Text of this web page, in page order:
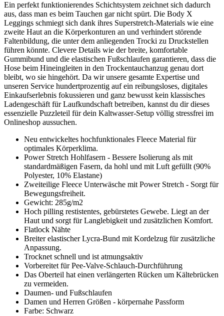
Ein perfekt funktionierendes Schichtsystem zeichnet sich dadurch
aus, dass man es beim Tauchen gar nicht spürt. Die Body X
Leggings schmiegt sich dank ihres Superstretch-Materials wie eine
zweite Haut an die Körperkonturen an und verhindert störende
Faltenbildung, die unter dem anliegenden Trocki zu Druckstellen
führen könnte. Clevere Details wie der breite, komfortable
Gummibund und die elastischen Fußschlaufen garantieren, dass die
Hose beim Hineingleiten in den Trockentauchanzug genau dort
bleibt, wo sie hingehört. Da wir unsere gesamte Expertise und
unseren Service hundertprozentig auf ein reibungsloses, digitales
Einkaufserlebnis fokussieren und ganz bewusst kein klassisches
Ladengeschäft für Laufkundschaft betreiben, kannst du dir dieses
essenzielle Puzzleteil für dein Kaltwasser-Setup völlig stressfrei im
Onlineshop aussuchen.
Neu entwickeltes hochfunktionales Fleece Material für
optimales Körperklima.
Power Stretch Hohlfasern - Bessere Isolierung als mit
standardmäßigen Fasern, da hohl und mit Luft gefüllt (90%
Polyester, 10% Elastane)
Zweiteilige Fleece Unterwäsche mit Power Stretch - Sorgt für
Bewegungsfreiheit.
Gewicht: 285g/m2
Hoch pilling restistentes, gebürstetes Gewebe. Liegt an der
Haut und sorgt für Langlebigkeit und zusätzlichen Komfort.
Flatlock Nähte
Breiter elastischer Lycra-Bund mit Kordelzug für zusätzliche
Anpassung.
Trocknet schnell und ist atmungsaktiv
Vorbereitet für Pee-Valve-Schlauch-Durchführung
Das Oberteil hat einen verlängerten Rücken um Kältebrücken
zu vermeiden.
Daumen- und Fußschlaufen
Damen und Herren Größen - körpernahe Passform
Farbe: Schwarz